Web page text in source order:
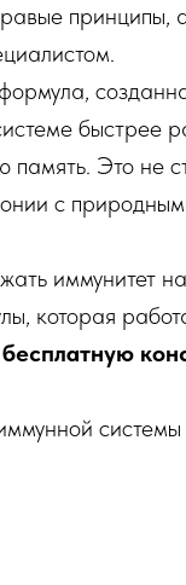
быстрее
Это не
с
иммунитет
которая
системы